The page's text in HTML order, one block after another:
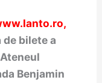
,
bilete a
Benjamin